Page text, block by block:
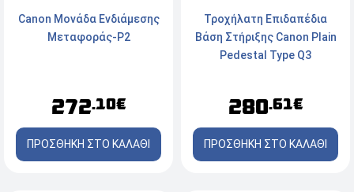
Canon Μονάδα Ενδιάμεσης
Μεταφοράς-P2
272.10€
ΠΡΟΣΘΗΚΗ ΣΤΟ ΚΑΛΑΘΙ
Τροχήλατη Επιδαπέδια
Βάση Στήριξης Canon Plain
Pedestal Type Q3
280.61€
ΠΡΟΣΘΗΚΗ ΣΤΟ ΚΑΛΑΘΙ